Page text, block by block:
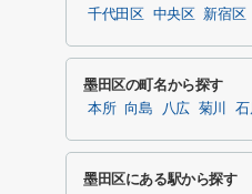
千代田区 中央区 新宿区
墨田区の町名から探す
本所 向島 八広 菊川 石
墨田区にある駅から探す